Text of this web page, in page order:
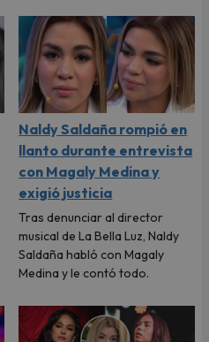
Naldy Saldaña rompió en
llanto durante entrevista
con Magaly Medina y
exigió justicia
Tras denunciar al director
musical de La Bella Luz, Naldy
Saldaña habló con Magaly
Medina y le contó todo.